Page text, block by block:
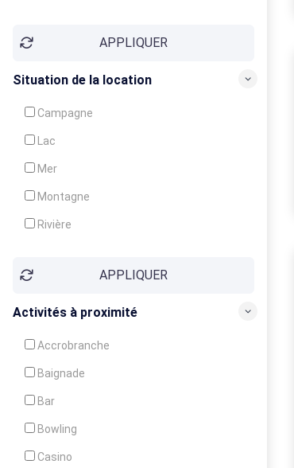
Garde d'enfants
Crèche
APPLIQUER
Situation de la location
Campagne
Lac
Mer
Montagne
Rivière
APPLIQUER
Activités à proximité
Accrobranche
Baignade
Bar
Bowling
Casino